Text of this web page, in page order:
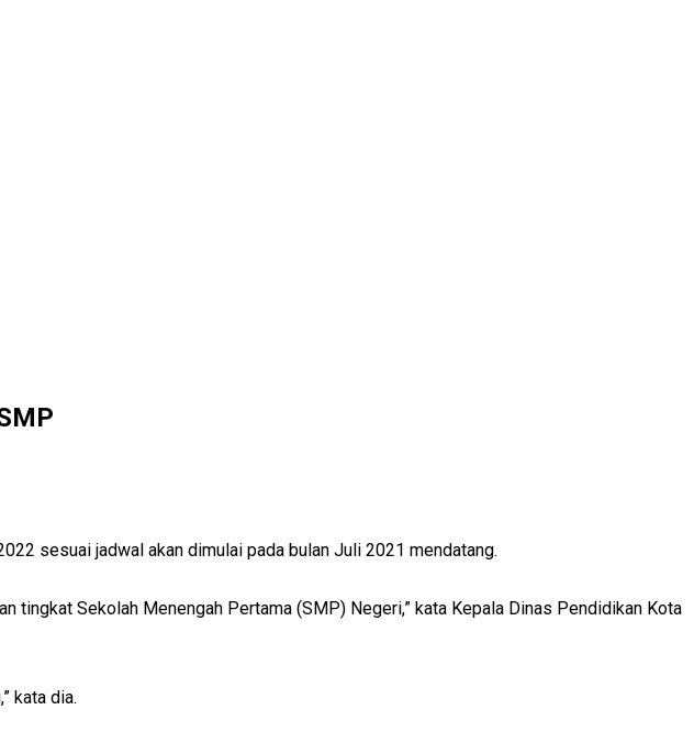
sesuai jadwal akan dimulai pada bulan Juli 2021 mendatang.
tingkat Sekolah Menengah Pertama (SMP) Negeri,” kata Kepala Dinas Pendidikan Kota
kata dia.